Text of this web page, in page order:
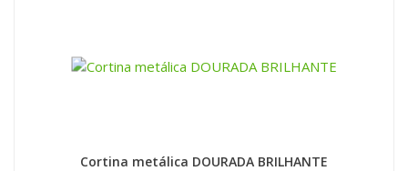
Cortina metálica DOURADA BRILHANTE